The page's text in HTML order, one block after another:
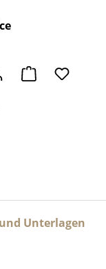
Warenkorb
Unterlagen